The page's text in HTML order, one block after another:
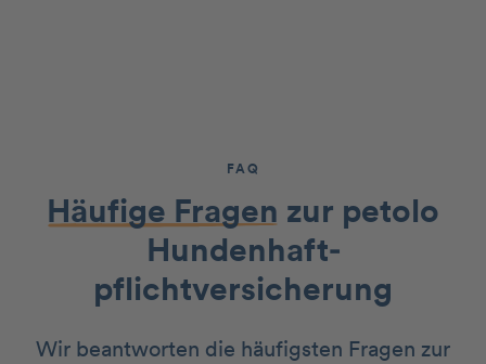
FAQ
Häufige Fragen zur petolo
Hundenhaft­
pflichtversicherung
Wir beantworten die häufigsten Fragen zur